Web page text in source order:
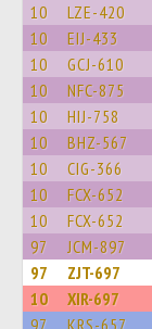
10 LZE-420
10 EIJ-433
10 GCJ-610
10 NFC-875
10 HIJ-758
10 BHZ-567
10 CIG-366
10 FCX-652
10 FCX-652
97 JCM-897
97 ZJT-697
10 XIR-697
97 KRS-657